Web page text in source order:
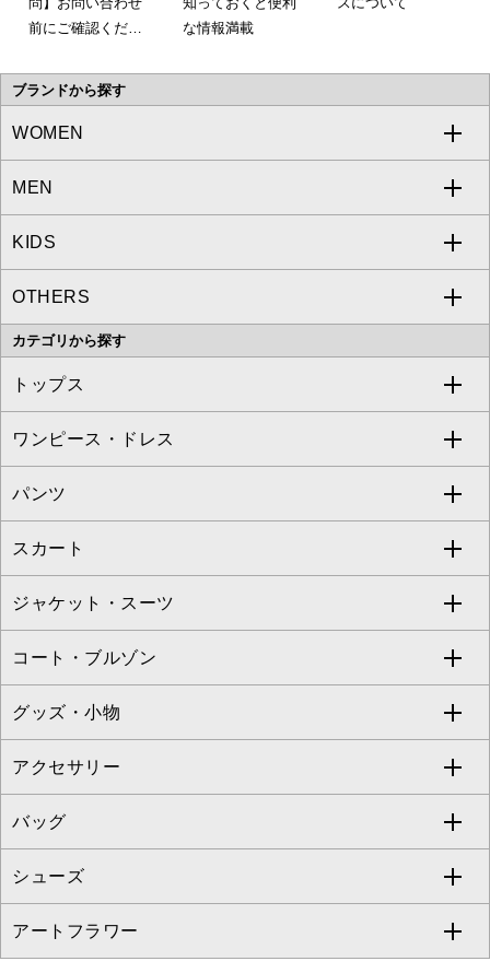
前にご確認くださ
な情報満載
ブランドから探す
WOMEN
a.v.v
MICHEL KLEIN
MK MICHEL KLEIN
OFUON le MK
MEN
a.v.v
MICHEL KLEIN HOMME
MK MICHEL KLEIN HOMME
KIDS
a.v.v
OTHERS
MK MICHEL KLEIN BAG
カテゴリから探す
トップス
すべてのトップス
カットソー・Tシャツ
ブラウス・シャツ
ニット・セーター
カーディガン
アンサンブルセット
ベスト・ジレ
パーカー
タンクトップ・キャミソール
スウェット・ジャージー
ワンピース・ドレス
すべてのワンピース・ドレス
ワンピース
ドレス
チュニック
ジャンパースカート
その他のワンピース・ドレス
パンツ
すべてのパンツ
フルレングスパンツ
クロップド・半端丈パンツ
ガウチョ・ワイドパンツ
ハーフ・ショート丈パンツ
サロペット・オールインワン
その他のパンツ
スカート
すべてのスカート
ロング・マキシ丈スカート
ひざ丈スカート
ミモレ丈スカート
ショート・ミニ丈スカート
その他のスカート
ジャケット・スーツ
すべてのジャケット・スーツ
テーラードジャケット
ノーカラージャケット
セットアップ
セットアップジャケット
セットアップパンツ
コート・ブルゾン
すべてのコート・ブルゾン
トレンチコート
ピーコート
ダッフルコート
チェスターコート
グッズ・小物
すべてのグッズ・小物
マスク
ストール・マフラー・スヌード
ベルト・サスペンダー
アクセサリー
すべてのアクセサリー
ネックレス
ピアス・イヤリング
バッグ
すべてのバッグ
トートバッグ
シューズ
すべてのシューズ
アートフラワー